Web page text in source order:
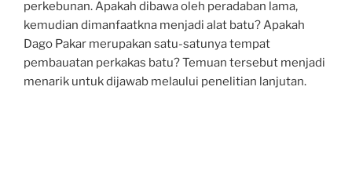
perkebunan. Apakah dibawa oleh peradaban lama,
kemudian dimanfaatkna menjadi alat batu? Apakah
Dago Pakar merupakan satu-satunya tempat
pembauatan perkakas batu? Temuan tersebut menjadi
menarik untuk dijawab melaului penelitian lanjutan.